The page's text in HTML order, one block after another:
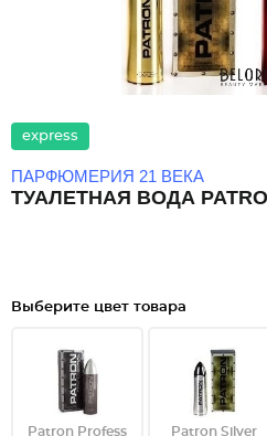
express
ПАРФЮМЕРИЯ 21 ВЕКА
ТУАЛЕТНАЯ ВОДА
Выберите цвет товара
Patron Profess Patron Silver